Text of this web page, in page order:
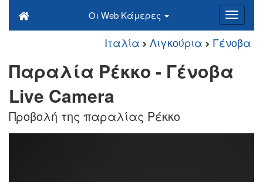
Οι Web Κάμερες
Ιταλία Λιγκούρια Γένοβα
Παραλία Ρέκκο - Γένοβα
Live Camera
Προβολή της παραλίας Ρέκκο